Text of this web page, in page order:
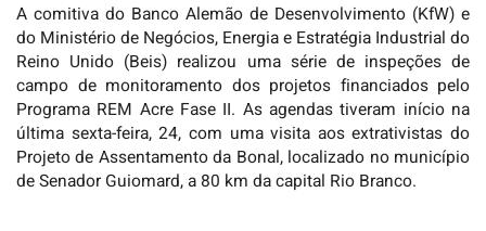
A comitiva do Banco Alemão de Desenvolvimento (KfW) e
do Ministério de Negócios, Energia e Estratégia Industrial do
Reino Unido (Beis) realizou uma série de inspeções de
campo de monitoramento dos projetos financiados pelo
Programa REM Acre Fase II. As agendas tiveram início na
última sexta-feira, 24, com uma visita aos extrativistas do
Projeto de Assentamento da Bonal, localizado no município
de Senador Guiomard, a 80 km da capital Rio Branco.